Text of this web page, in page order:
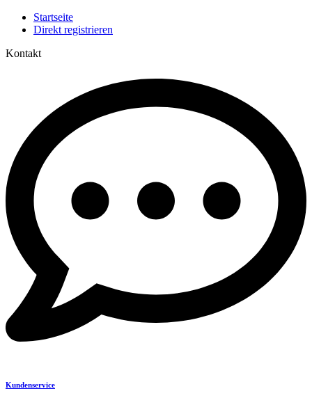
Startseite
Direkt registrieren
Kontakt
Kundenservice